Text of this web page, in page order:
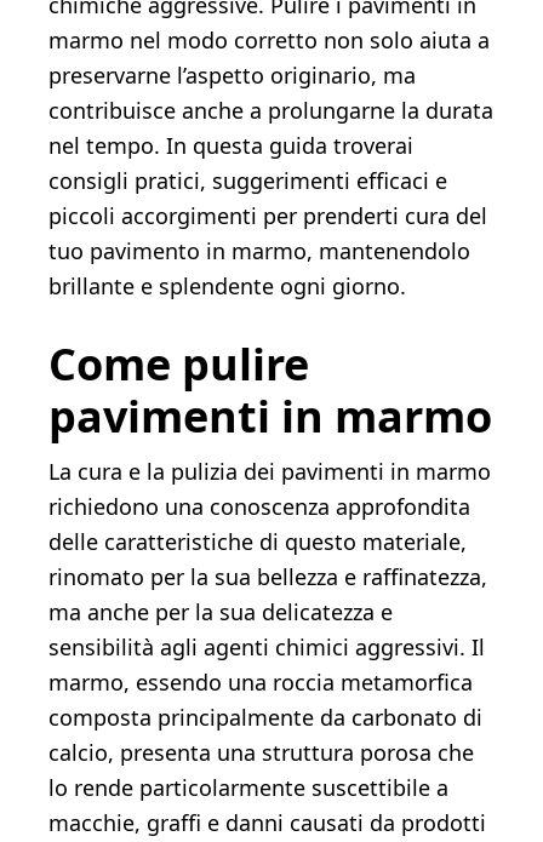
marmo nel modo corretto non solo aiuta a
preservarne l’aspetto originario, ma
contribuisce anche a prolungarne la durata
nel tempo. In questa guida troverai
consigli pratici, suggerimenti efficaci e
piccoli accorgimenti per prenderti cura del
tuo pavimento in marmo, mantenendolo
brillante e splendente ogni giorno.
Come pulire
pavimenti in marmo
La cura e la pulizia dei pavimenti in marmo
richiedono una conoscenza approfondita
delle caratteristiche di questo materiale,
rinomato per la sua bellezza e raffinatezza,
ma anche per la sua delicatezza e
sensibilità agli agenti chimici aggressivi. Il
marmo, essendo una roccia metamorfica
composta principalmente da carbonato di
calcio, presenta una struttura porosa che
lo rende particolarmente suscettibile a
macchie, graffi e danni causati da prodotti